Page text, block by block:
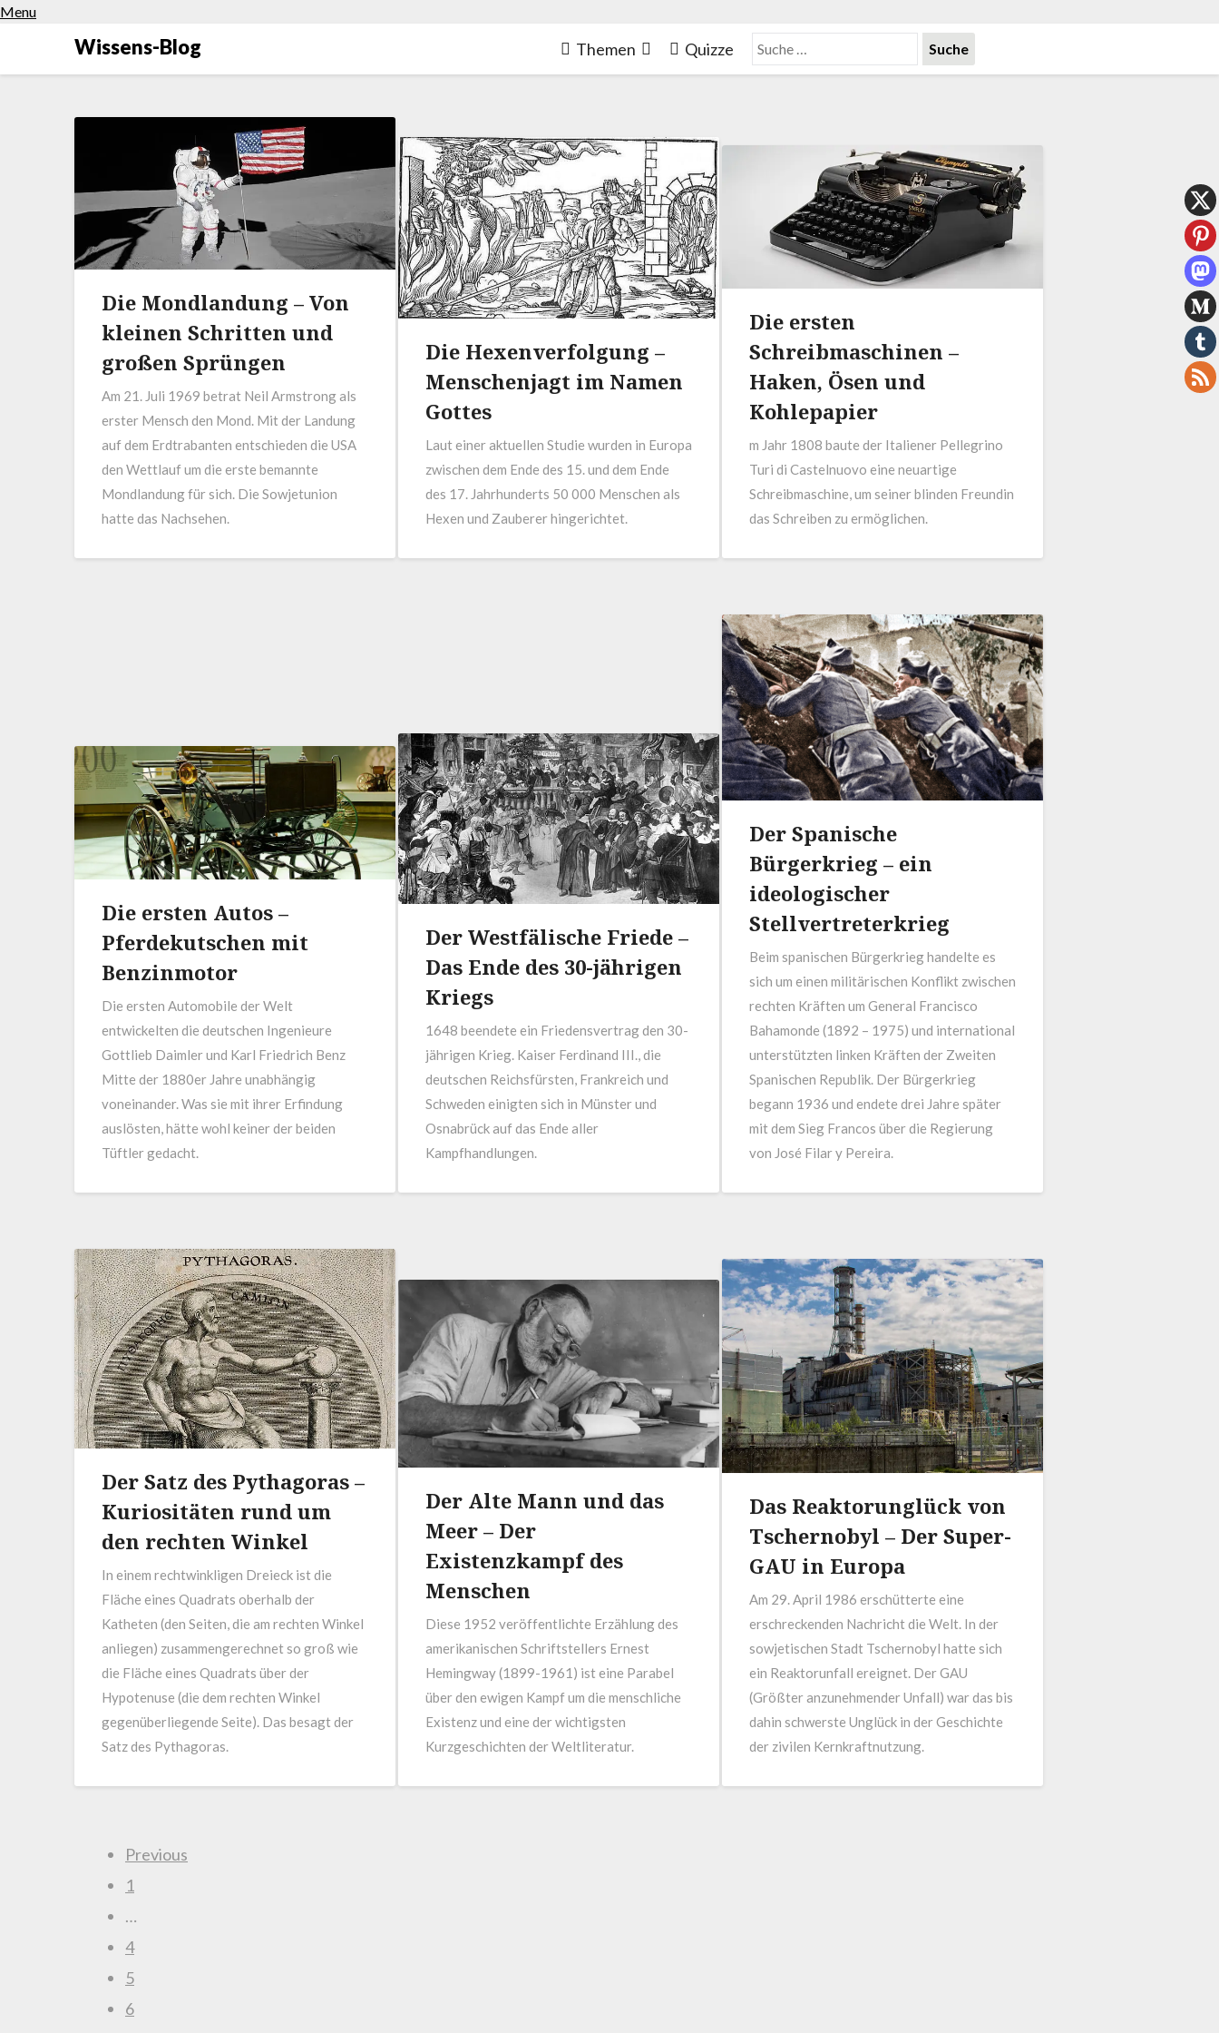
Menu
Wissens-Blog Themen Quizze
Die Mondlandung – Von
kleinen Schritten und
großen Sprüngen
Am 21. Juli 1969 betrat Neil Armstrong als
erster Mensch den Mond. Mit der Landung
auf dem Erdtrabanten entschieden die USA
den Wettlauf um die erste bemannte
Mondlandung für sich. Die Sowjetunion
hatte das Nachsehen.
Die Hexenverfolgung –
Menschenjagt im Namen
Gottes
Laut einer aktuellen Studie wurden in Europa
zwischen dem Ende des 15. und dem Ende
des 17. Jahrhunderts 50 000 Menschen als
Hexen und Zauberer hingerichtet.
Die ersten
Schreibmaschinen –
Haken, Ösen und
Kohlepapier
m Jahr 1808 baute der Italiener Pellegrino
Turi di Castelnuovo eine neuartige
Schreibmaschine, um seiner blinden Freundin
das Schreiben zu ermöglichen.
Die ersten Autos –
Pferdekutschen mit
Benzinmotor
Die ersten Automobile der Welt
entwickelten die deutschen Ingenieure
Gottlieb Daimler und Karl Friedrich Benz
Mitte der 1880er Jahre unabhängig
voneinander. Was sie mit ihrer Erfindung
auslösten, hätte wohl keiner der beiden
Tüftler gedacht.
Der Westfälische Friede –
Das Ende des 30-jährigen
Kriegs
1648 beendete ein Friedensvertrag den 30-
jährigen Krieg. Kaiser Ferdinand III., die
deutschen Reichsfürsten, Frankreich und
Schweden einigten sich in Münster und
Osnabrück auf das Ende aller
Kampfhandlungen.
Der Spanische
Bürgerkrieg – ein
ideologischer
Stellvertreterkrieg
Beim spanischen Bürgerkrieg handelte es
sich um einen militärischen Konflikt zwischen
rechten Kräften um General Francisco
Bahamonde (1892 – 1975) und international
unterstützten linken Kräften der Zweiten
Spanischen Republik. Der Bürgerkrieg
begann 1936 und endete drei Jahre später
mit dem Sieg Francos über die Regierung
von José Filar y Pereira.
Der Satz des Pythagoras –
Kuriositäten rund um
den rechten Winkel
In einem rechtwinkligen Dreieck ist die
Fläche eines Quadrats oberhalb der
Katheten (den Seiten, die am rechten Winkel
anliegen) zusammengerechnet so groß wie
die Fläche eines Quadrats über der
Hypotenuse (die dem rechten Winkel
gegenüberliegende Seite). Das besagt der
Satz des Pythagoras.
Der Alte Mann und das
Meer – Der
Existenzkampf des
Menschen
Diese 1952 veröffentlichte Erzählung des
amerikanischen Schriftstellers Ernest
Hemingway (1899-1961) ist eine Parabel
über den ewigen Kampf um die menschliche
Existenz und eine der wichtigsten
Kurzgeschichten der Weltliteratur.
Das Reaktorunglück von
Tschernobyl – Der Super-
GAU in Europa
Am 29. April 1986 erschütterte eine
erschreckenden Nachricht die Welt. In der
sowjetischen Stadt Tschernobyl hatte sich
ein Reaktorunfall ereignet. Der GAU
(Größter anzunehmender Unfall) war das bis
dahin schwerste Unglück in der Geschichte
der zivilen Kernkraftnutzung.
Previous
1
…
4
5
6